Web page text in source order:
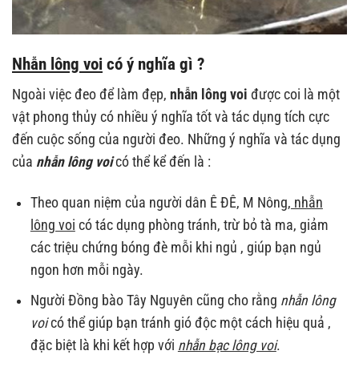
Nhẫn lông voi có ý nghĩa gì ?
Ngoài việc đeo để làm đẹp, nhẫn lông voi được coi là một
vật phong thủy có nhiều ý nghĩa tốt và tác dụng tích cực
đến cuộc sống của người đeo. Những ý nghĩa và tác dụng
của nhẫn lông voi có thể kể đến là :
Theo quan niệm của người dân Ê ĐÊ, M Nông, nhẫn
lông voi có tác dụng phòng tránh, trừ bỏ tà ma, giảm
các triệu chứng bóng đè mỗi khi ngủ , giúp bạn ngủ
ngon hơn mỗi ngày.
Người Đồng bào Tây Nguyên cũng cho rằng nhẫn lông
voicó thể giúp bạn tránh gió độc một cách hiệu quả ,
đặc biệt là khi kết hợp với nhẫn bạc lông voi.